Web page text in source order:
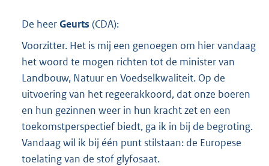
De heerGeurts (CDA):
Voorzitter. Het is mij een genoegen om hier vandaag
het woord te mogen richten tot de minister van
Landbouw, Natuur en Voedselkwaliteit. Op de
uitvoering van het regeerakkoord, dat onze boeren
en hun gezinnen weer in hun kracht zet en een
toekomstperspectief biedt, ga ik in bij de begroting.
Vandaag wil ik bij één punt stilstaan: de Europese
toelating van de stof glyfosaat.